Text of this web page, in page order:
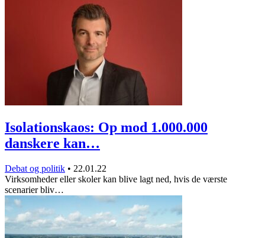
Isolationskaos: Op mod 1.000.000
danskere kan…
Debat og politik • 22.01.22
Virksomheder eller skoler kan blive lagt ned, hvis de værste
scenarier bliv…